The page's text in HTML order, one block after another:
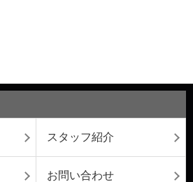
スタッフ紹介
お問い合わせ